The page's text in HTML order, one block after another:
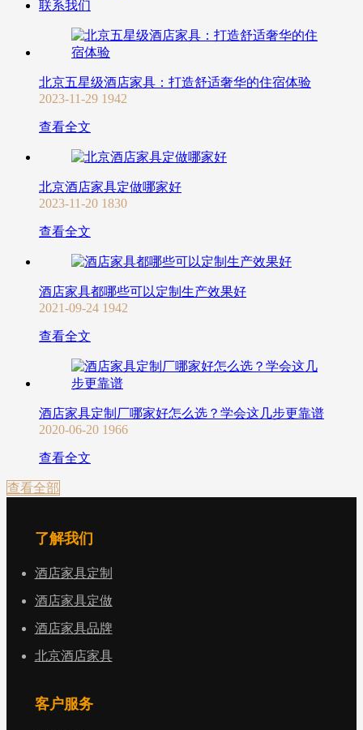
联系我们
北京五星级酒店家具：打造舒适奢华的住宿体验
2023-11-29 1942
查看全文
北京酒店家具定做哪家好
2023-11-20 1830
查看全文
酒店家具都哪些可以定制生产效果好
2021-09-24 1942
查看全文
酒店家具定制厂哪家好怎么选？学会这几步更靠谱
2020-06-20 1966
查看全文
查看全部
了解我们
酒店家具定制
酒店家具定做
酒店家具品牌
北京酒店家具
客户服务